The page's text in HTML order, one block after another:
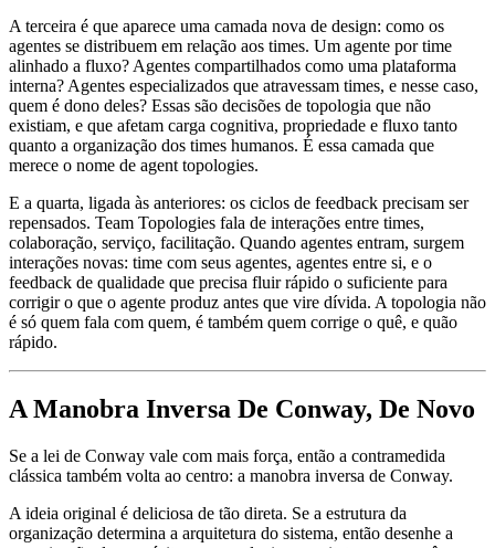
A terceira é que aparece uma camada nova de design: como os
agentes se distribuem em relação aos times. Um agente por time
alinhado a fluxo? Agentes compartilhados como uma plataforma
interna? Agentes especializados que atravessam times, e nesse caso,
quem é dono deles? Essas são decisões de topologia que não
existiam, e que afetam carga cognitiva, propriedade e fluxo tanto
quanto a organização dos times humanos. É essa camada que
merece o nome de agent topologies.
E a quarta, ligada às anteriores: os ciclos de feedback precisam ser
repensados. Team Topologies fala de interações entre times,
colaboração, serviço, facilitação. Quando agentes entram, surgem
interações novas: time com seus agentes, agentes entre si, e o
feedback de qualidade que precisa fluir rápido o suficiente para
corrigir o que o agente produz antes que vire dívida. A topologia não
é só quem fala com quem, é também quem corrige o quê, e quão
rápido.
A Manobra Inversa De Conway, De Novo
Se a lei de Conway vale com mais força, então a contramedida
clássica também volta ao centro: a manobra inversa de Conway.
A ideia original é deliciosa de tão direta. Se a estrutura da
organização determina a arquitetura do sistema, então desenhe a